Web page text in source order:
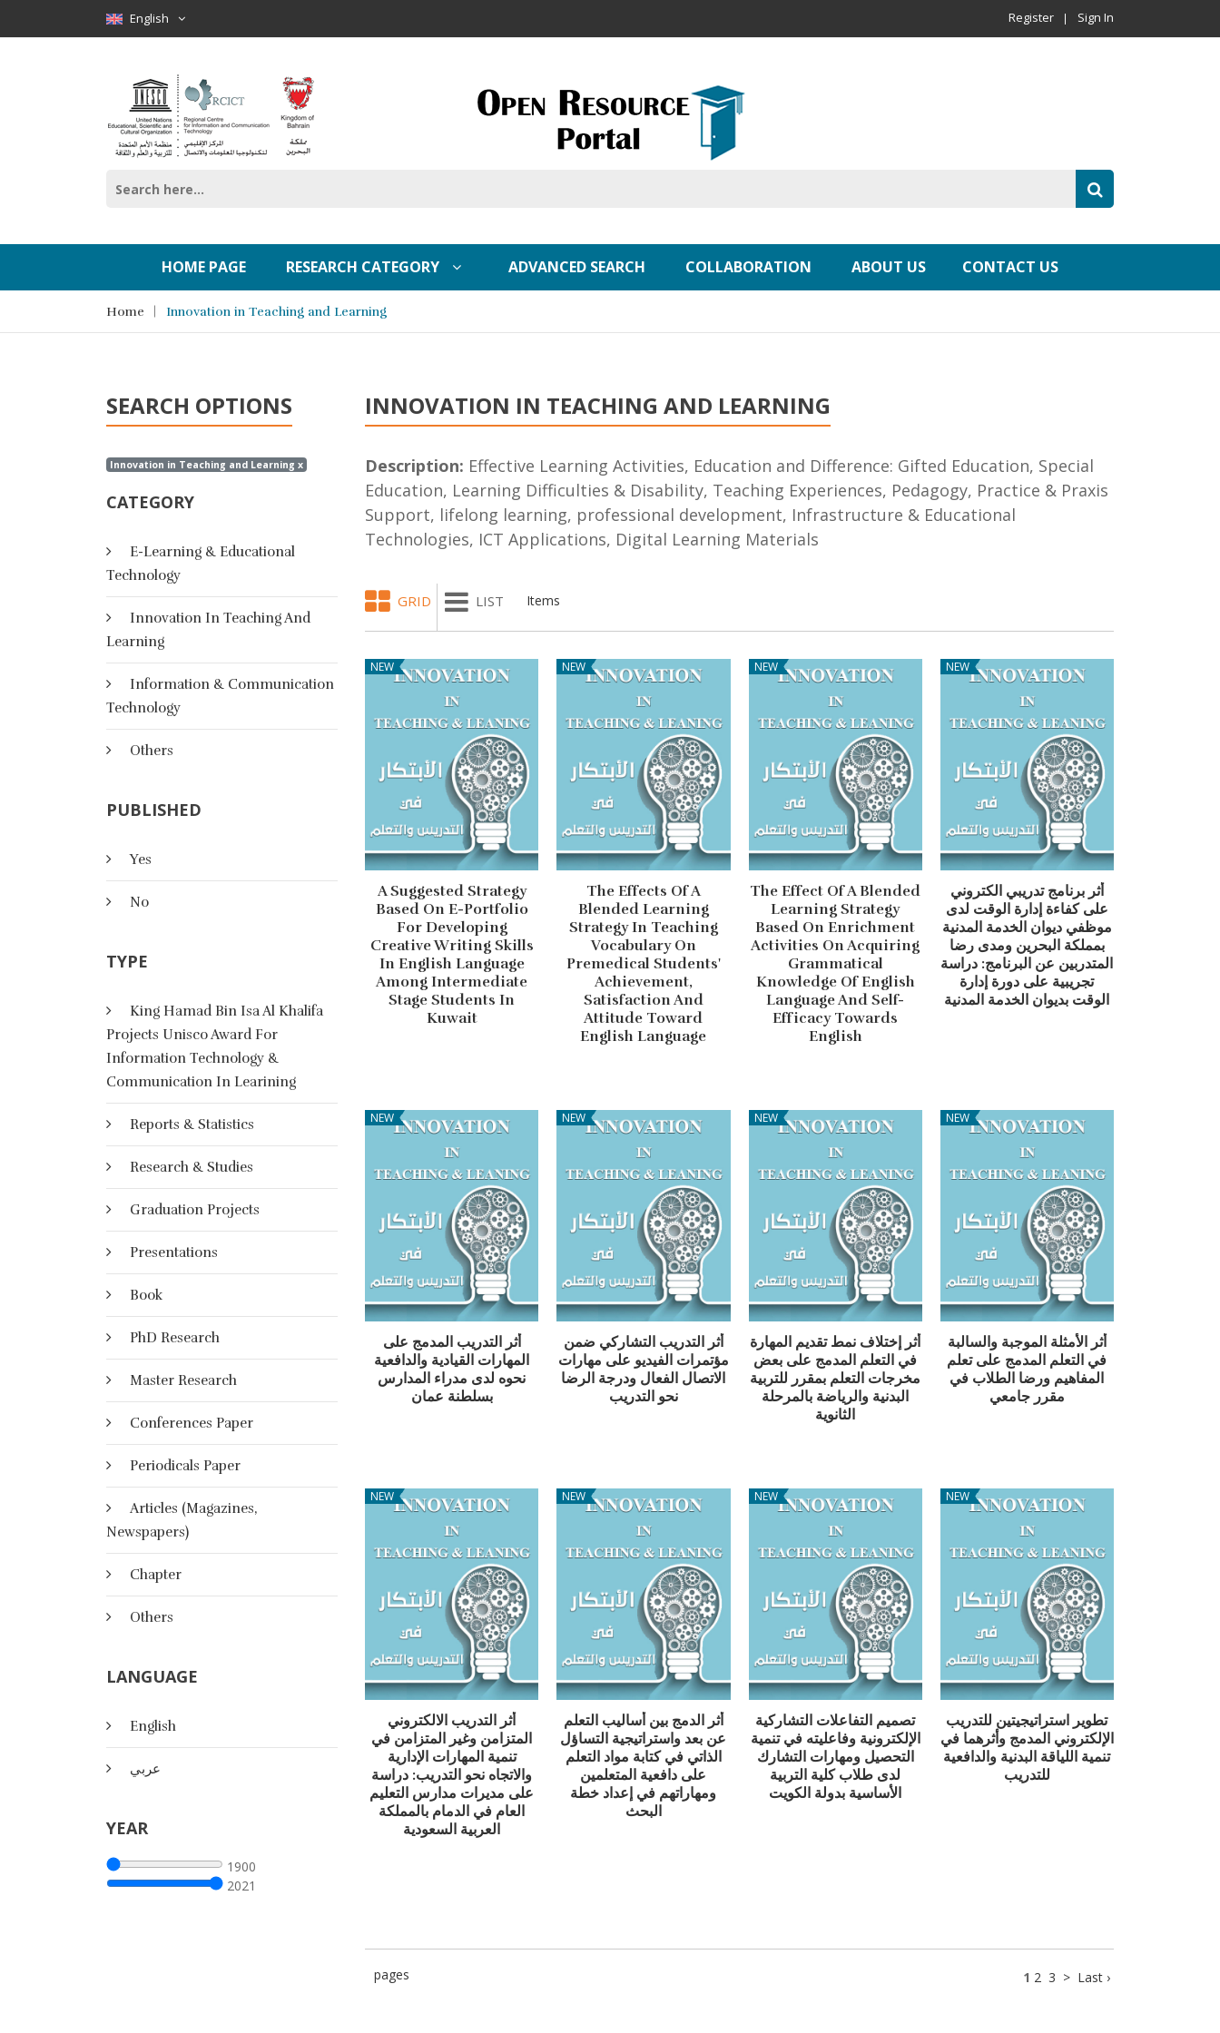
English Register Sign In
HOME PAGE RESEARCH CATEGORY ADVANCED SEARCH COLLABORATION ABOUT US CONTACT US
Home Innovation in Teaching and Learning
SEARCH OPTIONS
Innovation in Teaching and Learning x
CATEGORY
E-Learning & Educational
Technology
Innovation In Teaching And
Learning
Information & Communication
Technology
Others
PUBLISHED
Yes
No
TYPE
King Hamad Bin Isa Al Khalifa
Projects Unisco Award For
Information Technology &
Communication In Learining
Reports & Statistics
Research & Studies
Graduation Projects
Presentations
Book
PhD Research
Master Research
Conferences Paper
Periodicals Paper
Articles (Magazines,
Newspapers)
Chapter
Others
LANGUAGE
English
عربي
YEAR
1900
2021
INNOVATION IN TEACHING AND LEARNING
Description: Effective Learning Activities, Education and Difference: Gifted Education, Special
Education, Learning Difficulties & Disability, Teaching Experiences, Pedagogy, Practice & Praxis
Support, lifelong learning, professional development, Infrastructure & Educational
Technologies, ICT Applications, Digital Learning Materials
GRID LIST Items
NEW
A Suggested Strategy
Based On E-Portfolio
For Developing
Creative Writing Skills
In English Language
Among Intermediate
Stage Students In
Kuwait
NEW
The Effects Of A
Blended Learning
Strategy In Teaching
Vocabulary On
Premedical Students'
Achievement,
Satisfaction And
Attitude Toward
English Language
NEW
The Effect Of A Blended
Learning Strategy
Based On Enrichment
Activities On Acquiring
Grammatical
Knowledge Of English
Language And Self-
Efficacy Towards
English
NEW
أثر برنامج تدريبي الكتروني
على كفاءة إدارة الوقت لدى
موظفي ديوان الخدمة المدنية
بمملكة البحرين ومدى رضا
المتدربين عن البرنامج: دراسة
تجريبية على دورة إدارة
الوقت بديوان الخدمة المدنية
NEW
أثر التدريب المدمج على
المهارات القيادية والدافعية
نحوه لدى مدراء المدارس
بسلطنة عمان
NEW
أثر التدريب التشاركي ضمن
مؤتمرات الفيديو على مهارات
الاتصال الفعال ودرجة الرضا
نحو التدريب
NEW
أثر إختلاف نمط تقديم المهارة
في التعلم المدمج على بعض
مخرجات التعلم بمقرر للتربية
البدنية والرياضة بالمرحلة
الثانوية
NEW
أثر الأمثلة الموجبة والسالبة
في التعلم المدمج على تعلم
المفاهيم ورضا الطلاب في
مقرر جامعي
NEW
أثر التدريب الالكتروني
المتزامن وغير المتزامن في
تنمية المهارات الإدارية
والاتجاه نحو التدريب: دراسة
على مديرات مدارس التعليم
العام في الدمام بالمملكة
العربية السعودية
NEW
أثر الدمج بين أساليب التعلم
عن بعد واستراتيجية التساؤل
الذاتي في كتابة مواد التعلم
على دافعية المتعلمين
ومهاراتهم في إعداد خطة
البحث
NEW
تصميم التفاعلات التشاركية
الإلكترونية وفاعليته في تنمية
التحصيل ومهارات التشارك
لدى طلاب كلية التربية
الأساسية بدولة الكويت
NEW
تطوير استراتيجيتين للتدريب
الإلكتروني المدمج وأثرهما في
تنمية اللياقة البدنية والدافعية
للتدريب
Developing Creative Writing Skills In English
Language Among Intermediate Stage Students
pages 1 2 3 > Last ›